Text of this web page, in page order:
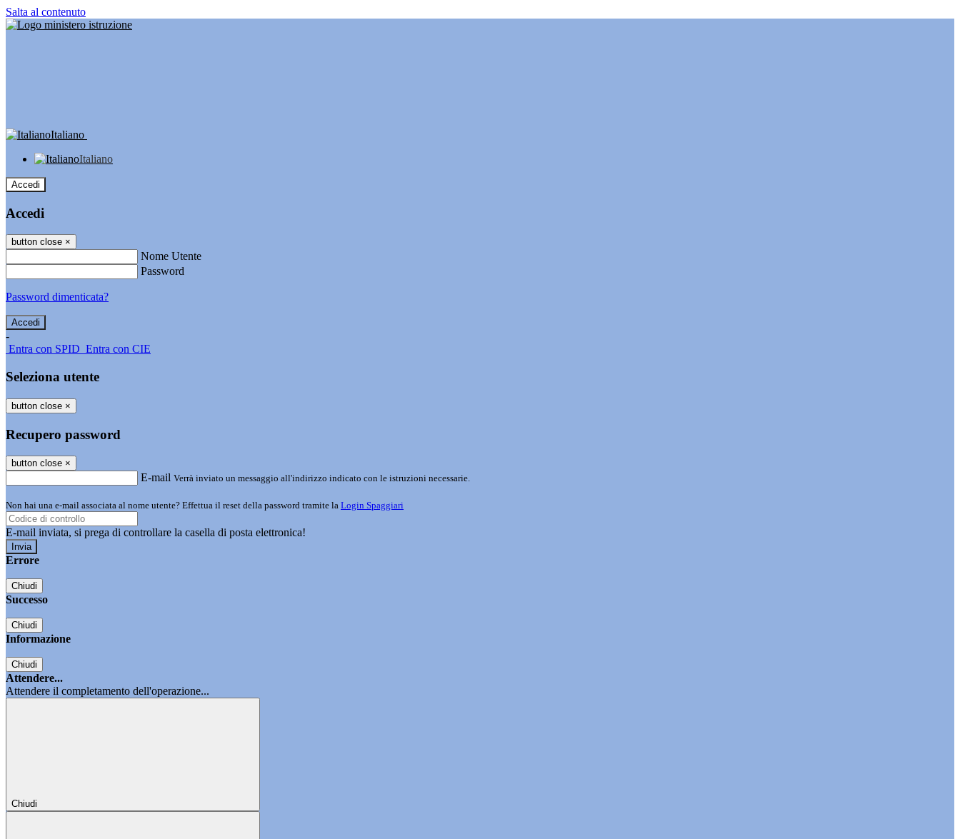
Salta al contenuto
Italiano
Italiano
Accedi
Accedi
button close ×
Nome Utente
Password
Password dimenticata?
-
Entra con SPID Entra con CIE
Seleziona utente
button close ×
Recupero password
button close ×
E-mail Verrà inviato un messaggio all'indirizzo indicato con le istruzioni necessarie.
Non hai una e-mail associata al nome utente? Effettua il reset della password tramite la Login Spaggiari
E-mail inviata, si prega di controllare la casella di posta elettronica!
Errore
Chiudi
Successo
Chiudi
Informazione
Chiudi
Attendere...
Attendere il completamento dell'operazione...
Chiudi